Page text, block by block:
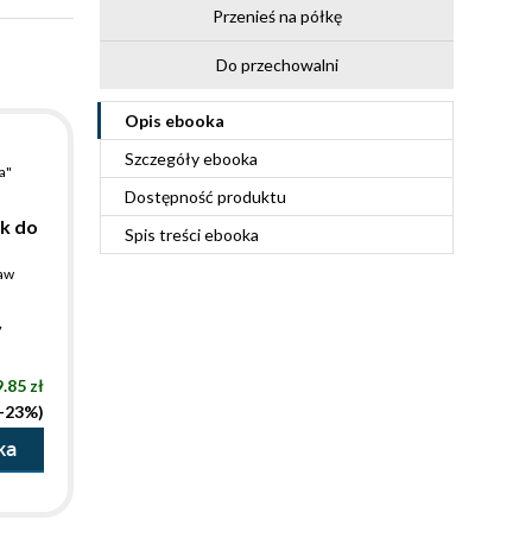
Przenieś na półkę
Do przechowalni
Opis ebooka
Szczegółyebooka
Dostępność produktu
Spis treściebooka
do
zł
23%)